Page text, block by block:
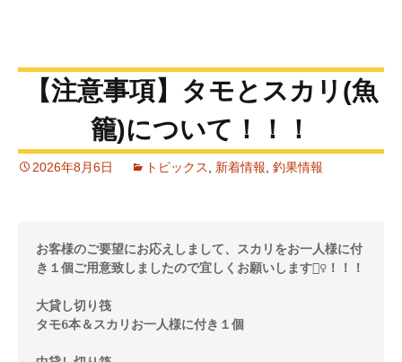
【注意事項】タモとスカリ(魚
籠)について！！！
2026年8月6日 トピックス 新着情報 釣果情報
お客様のご要望にお応えしまして、スカリをお一人様に付
き１個ご用意致しましたので宜しくお願いします🙇‍♀️！！！
大貸し切り筏
タモ6本＆スカリお一人様に付き１個